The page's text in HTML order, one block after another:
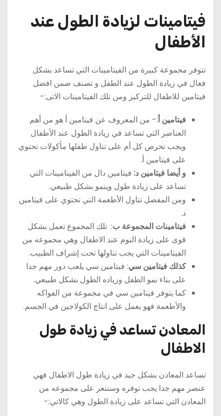
فيتامينات لزيادة الطول عند
الأطفال
تتوفر مجموعة كبيرة من الفيتامينات التي تساعد بشكل
فعال في زيادة الطول عند الطفل و تصنف ضمن افضل
فيتامين للاطفال للتركيز ومن تلك الفيتامينات الاتى:-
فيتامين أ:- من المعروف عن فيتامين أ هو من أهم
العناصر التي تساعد في زيادة الطول عند الأطفال
ويجب تحرص كل أم على تناول طفلها مأكولات تحتوي
على فيتامين أ.
و أيضا فيتامين د: فيتامين دال من الفيتامينات التي
تساعد على زيادة طول وينمو بشكل طبيعي.
ومن المفضل تناول الأطعمة التي تحتوي على فيتامين
د.
فيتامينات المجموعة ب: تلك المجموع تعمل بشكل
قوى على زيادة النوم عند الاطفال وهي مجموعه من
الفيتامينات التي يجب تناولها تحت إشراف الطبيب.
كذلك فيتامين سي: فيتامين سي يلعب دور مهم جدا
على بناء نمو الطفل وزياده الطول بشكل طبيعي.
كما يتوفر فيتامين سي في مجموعة من الفواكه
والأطعمة فهو يعمل على انتاج الكولاجين في الجسم.
المعادن تساعد في زيادة طول
الاطفال
تساعد المعادن بشكل جيد في زيادة طول الاطفال فهي
عنصر مهم جدا يجب توفره وسنتعر على مجموعه من
المعادن التي تساعد على زيادة الطول وهي كالاتي:-